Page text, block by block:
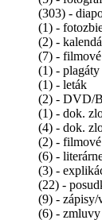
(303) -
(1) -
(2) -
(7) -
(1) -
(1) - leták
(2) - DVD/
(1) - dok.
(4) - dok.
(2) -
(6) -
(3) -
(22) -
(9) -
(6) -